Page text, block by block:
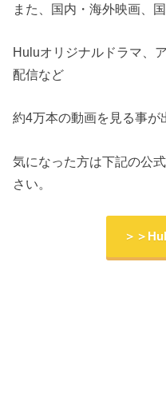
また、国内・海外映画、
Huluオリジナルドラマ、
配信など
約4万本の動画を見る事が
気になった方は下記の公
さい。
＞＞